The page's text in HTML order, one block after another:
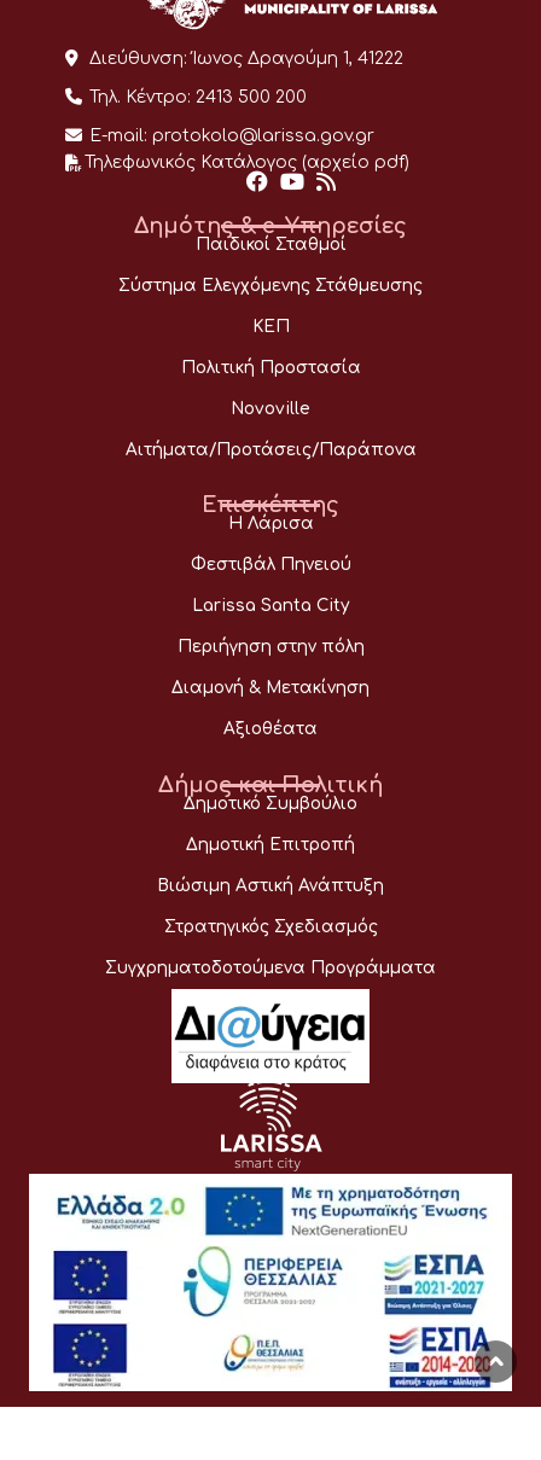
Διεύθυνση: Ίωνος Δραγούμη 1, 41222
Τηλ. Κέντρο: 2413 500 200
E-mail: protokolo@larissa.gov.gr
Τηλεφωνικός Κατάλογος (αρχείο pdf)
Δημότης & e-Υπηρεσίες
Παιδικοί Σταθμοί
Σύστημα Ελεγχόμενης Στάθμευσης
ΚΕΠ
Πολιτική Προστασία
Novoville
Αιτήματα/Προτάσεις/Παράπονα
Επισκέπτης
Η Λάρισα
Φεστιβάλ Πηνειού
Larissa Santa City
Περιήγηση στην πόλη
Διαμονή & Μετακίνηση
Αξιοθέατα
Δήμος και Πολιτική
Δημοτικό Συμβούλιο
Δημοτική Επιτροπή
Βιώσιμη Αστική Ανάπτυξη
Στρατηγικός Σχεδιασμός
Συγχρηματοδοτούμενα Προγράμματα